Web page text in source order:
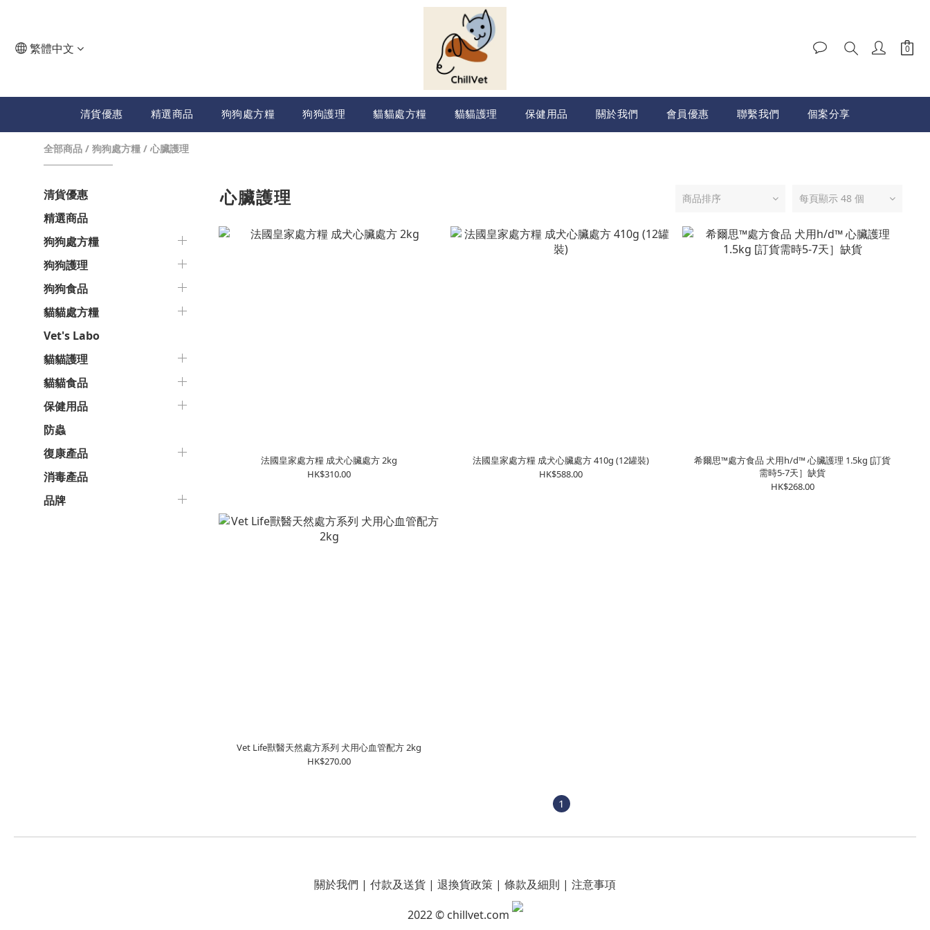
繁體中文
清貨優惠 精選商品 狗狗處方糧 狗狗護理 貓貓處方糧 貓貓護理 保健用品 關於我們 會員優惠 聯繫我們 個案分享
全部商品 / 狗狗處方糧 / 心臟護理
清貨優惠
精選商品
狗狗處方糧
狗狗護理
狗狗食品
貓貓處方糧
Vet's Labo
貓貓護理
貓貓食品
保健用品
防蟲
復康產品
消毒產品
品牌
心臟護理 商品排序 每頁顯示 48 個
法國皇家處方糧 成犬心臟處方 2kg
HK$310.00
法國皇家處方糧 成犬心臟處方 410g (12罐裝)
HK$588.00
希爾思™處方食品 犬用h/d™ 心臟護理 1.5kg [訂貨
需時5-7天］缺貨
HK$268.00
Vet Life獸醫天然處方系列 犬用心血管配方 2kg
HK$270.00
1
關於我們 | 付款及送貨 | 退換貨政策 | 條款及細則 | 注意事項
2022 © chillvet.com